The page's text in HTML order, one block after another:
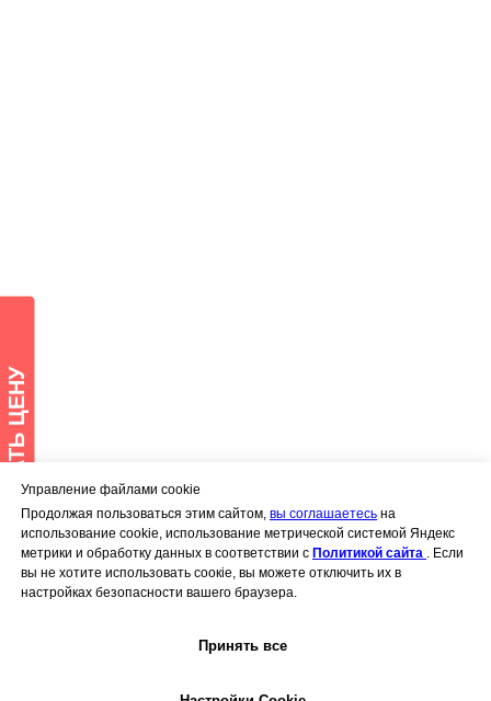
Управление файлами cookie
Продолжая пользоваться этим сайтом, вы соглашаетесь на
использование cookie, использование метрической системой Яндекс
метрики и обработку данных в соответствии с Политикой сайта . Если
вы не хотите использовать соокiе, вы можете отключить их в
настройках безопасности вашего браузера.
Принять все